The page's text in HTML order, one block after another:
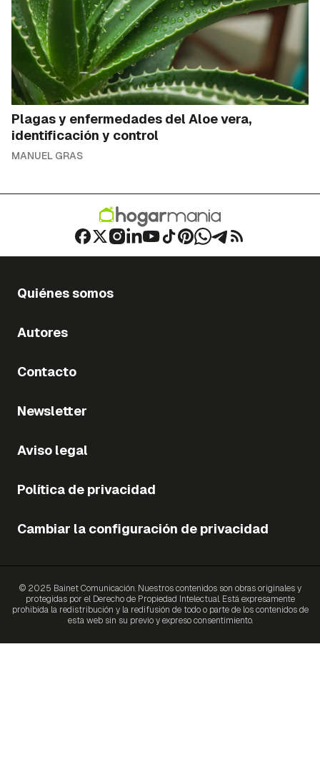
Plagas y enfermedades del Aloe vera,
identificación y control
MANUEL GRAS
Quiénes somos
Autores
Contacto
Newsletter
Aviso legal
Política de privacidad
Cambiar la configuración de privacidad
© 2025 Bainet Comunicación. Nuestros contenidos son obras originales y
protegidas por el Derecho de Propiedad Intelectual. Está expresamente
prohibida la redistribución y la redifusión de todo o parte de los contenidos de
esta web sin su previo y expreso consentimiento.